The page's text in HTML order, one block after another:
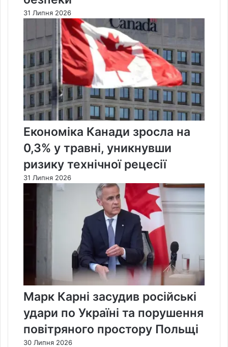
31 Липня 2026
Економіка Канади зросла на
0,3% у травні, уникнувши
ризику технічної рецесії
31 Липня 2026
Марк Карні засудив російські
удари по Україні та порушення
повітряного простору Польщі
30 Липня 2026